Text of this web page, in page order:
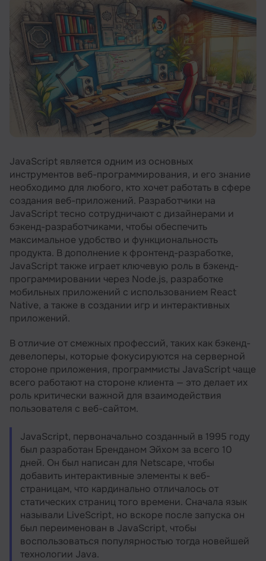
Плюсы и минусы профессии
Как стать Javascript-разработчиком
Рекомендуем посмотреть курсы по
JavaScript разработке
Несколько советов для соискателей на
должность Javascript программист
Список рекомендуемых книг для
начинающих Javascript-разработчиков
JavaScript является одним из основных
инструментов веб-программирования, и его знание
необходимо для любого, кто хочет работать в сфере
создания веб-приложений. Разработчики на
JavaScript тесно сотрудничают с дизайнерами и
бэкенд-разработчиками, чтобы обеспечить
максимальное удобство и функциональность
продукта. В дополнение к фронтенд-разработке,
JavaScript также играет ключевую роль в бэкенд-
программировании через Node.js, разработке
мобильных приложений с использованием React
Native, а также в создании игр и интерактивных
приложений.
В отличие от смежных профессий, таких как бэкенд-
девелоперы, которые фокусируются на серверной
стороне приложения, программисты JavaScript чаще
всего работают на стороне клиента — это делает их
роль критически важной для взаимодействия
пользователя с веб-сайтом.
JavaScript, первоначально созданный в 1995 году
был разработан Бренданом Эйхом за всего 10
дней. Он был написан для Netscape, чтобы
добавить интерактивные элементы к веб-
страницам, что кардинально отличалось от
статических страниц того времени. Сначала язык
называли LiveScript, но вскоре после запуска он
был переименован в JavaScript, чтобы
воспользоваться популярностью тогда новейшей
технологии Java.